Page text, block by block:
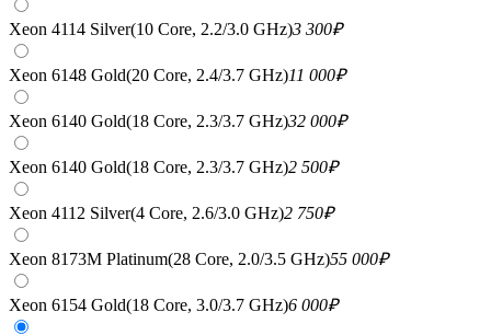
Xeon 4114 Silver(10 Core, 2.2/3.0 GHz)3 300₽
Xeon 6148 Gold(20 Core, 2.4/3.7 GHz)11 000₽
Xeon 6140 Gold(18 Core, 2.3/3.7 GHz)32 000₽
Xeon 6140 Gold(18 Core, 2.3/3.7 GHz)2 500₽
Xeon 4112 Silver(4 Core, 2.6/3.0 GHz)2 750₽
Xeon 8173M Platinum(28 Core, 2.0/3.5 GHz)55 000₽
Xeon 6154 Gold(18 Core, 3.0/3.7 GHz)6 000₽